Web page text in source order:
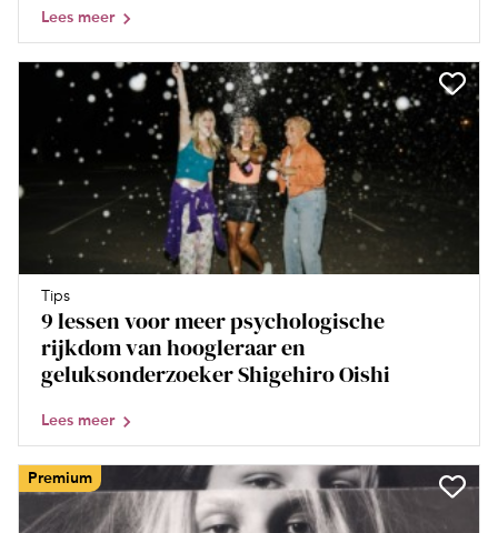
Lees meer
Tips
9 lessen voor meer psychologische
rijkdom van hoogleraar en
geluksonderzoeker Shigehiro Oishi
Lees meer
Premium